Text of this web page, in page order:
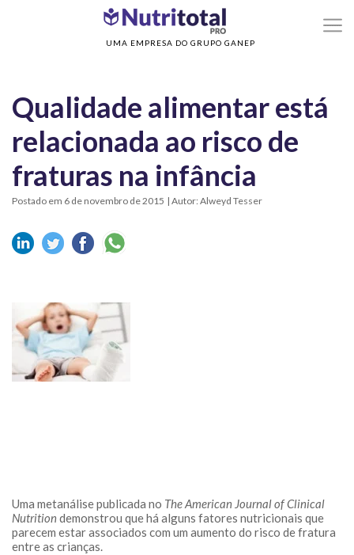
UMA EMPRESA DO GRUPO GANEP
Sem categoria> Qualidade alimentar está relacionada ao risco de
Qualidade alimentar está
relacionada ao risco de
fraturas na infância
Postado em 6 de novembro de 2015 | Autor: Alweyd Tesser
Uma metanálise publicada no The American Journal of Clinical
Nutritiondemonstrou que há alguns fatores nutricionais que
parecem estar associados com um aumento do risco de fratura
entre as crianças.